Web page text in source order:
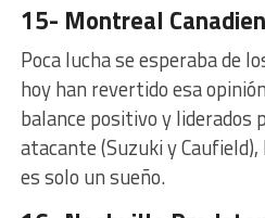
15- Montreal
Poca lucha se esperaba de
hoy han revertido esa
balance positivo y liderados
atacante (Suzuki y
es solo un sueño.